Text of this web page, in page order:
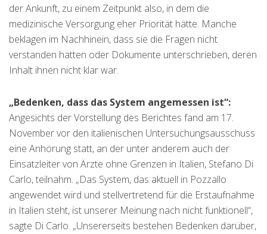
der Ankunft, zu einem Zeitpunkt also, in dem die
medizinische Versorgung eher Priorität hätte. Manche
beklagen im Nachhinein, dass sie die Fragen nicht
verstanden hatten oder Dokumente unterschrieben, deren
Inhalt ihnen nicht klar war.
„Bedenken, dass das System angemessen ist“:
Angesichts der Vorstellung des Berichtes fand am 17.
November vor den italienischen Untersuchungsausschuss
eine Anhörung statt, an der unter anderem auch der
Einsatzleiter von Ärzte ohne Grenzen in Italien, Stefano Di
Carlo, teilnahm. „Das System, das aktuell in Pozzallo
angewendet wird und stellvertretend für die Erstaufnahme
in Italien steht, ist unserer Meinung nach nicht funktionell“,
sagte Di Carlo. „Unsererseits bestehen Bedenken darüber,